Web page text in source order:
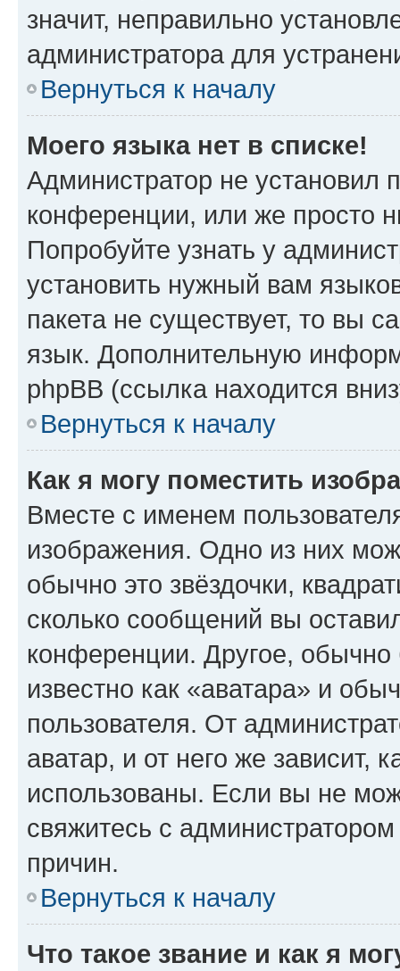
значит, неправильно
администратора для
Вернуться к началу
Моего языка нет в списке!
Администратор не установил
конференции, или же просто
Попробуйте узнать у
установить нужный вам
пакета не существует, то вы
язык. Дополнительную
phpBB (ссылка находится
Вернуться к началу
Как я могу поместить
Вместе с именем
изображения. Одно из них
обычно это звёздочки,
сколько сообщений вы
конференции. Другое,
известно как «аватара» и
пользователя. От
аватар, и от него же зависит,
использованы. Если вы не
свяжитесь с
причин.
Вернуться к началу
Что такое звание и как я